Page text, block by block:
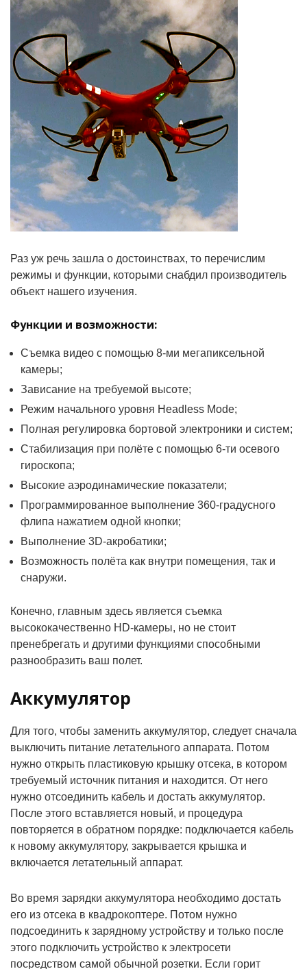
Раз уж речь зашла о достоинствах, то перечислим
режимы и функции, которыми снабдил производитель
объект нашего изучения.
Функции и возможности:
Съемка видео с помощью 8-ми мегапиксельной
камеры;
Зависание на требуемой высоте;
Режим начального уровня Headless Mode;
Полная регулировка бортовой электроники и систем;
Стабилизация при полёте с помощью 6-ти осевого
гироскопа;
Высокие аэродинамические показатели;
Программированное выполнение 360-градусного
флипа нажатием одной кнопки;
Выполнение 3D-акробатики;
Возможность полёта как внутри помещения, так и
снаружи.
Конечно, главным здесь является съемка
высококачественно HD-камеры, но не стоит
пренебрегать и другими функциями способными
разнообразить ваш полет.
Аккумулятор
Для того, чтобы заменить аккумулятор, следует сначала
выключить питание летательного аппарата. Потом
нужно открыть пластиковую крышку отсека, в котором
требуемый источник питания и находится. От него
нужно отсоединить кабель и достать аккумулятор.
После этого вставляется новый, и процедура
повторяется в обратном порядке: подключается кабель
к новому аккумулятору, закрывается крышка и
включается летательный аппарат.
Во время зарядки аккумулятора необходимо достать
его из отсека в квадрокоптере. Потом нужно
подсоединить к зарядному устройству и только после
этого подключить устройство к электросети
посредством самой обычной розетки. Если горит